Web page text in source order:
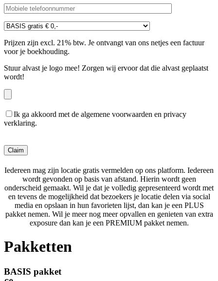
Prijzen zijn excl. 21% btw. Je ontvangt van ons netjes een factuur
voor je boekhouding.
Stuur alvast je logo mee! Zorgen wij ervoor dat die alvast geplaatst
wordt!
Ik ga akkoord met de algemene voorwaarden en privacy
verklaring.
Iedereen mag zijn locatie gratis vermelden op ons platform. Iedereen
wordt gevonden op basis van afstand. Hierin wordt geen
onderscheid gemaakt. Wil je dat je volledig gepresenteerd wordt met
en tevens de mogelijkheid dat bezoekers je locatie delen via social
media en opslaan in hun favorieten lijst, dan kan je een PLUS
pakket nemen. Wil je meer nog meer opvallen en genieten van extra
exposure dan kan je een PREMIUM pakket nemen.
Pakketten
BASIS pakket